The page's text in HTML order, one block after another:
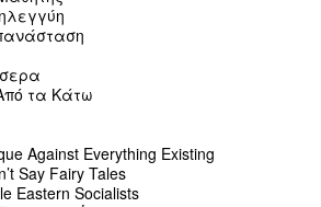
τα Κάτω
Against Everything Existing
Say Fairy Tales
Eastern Socialists